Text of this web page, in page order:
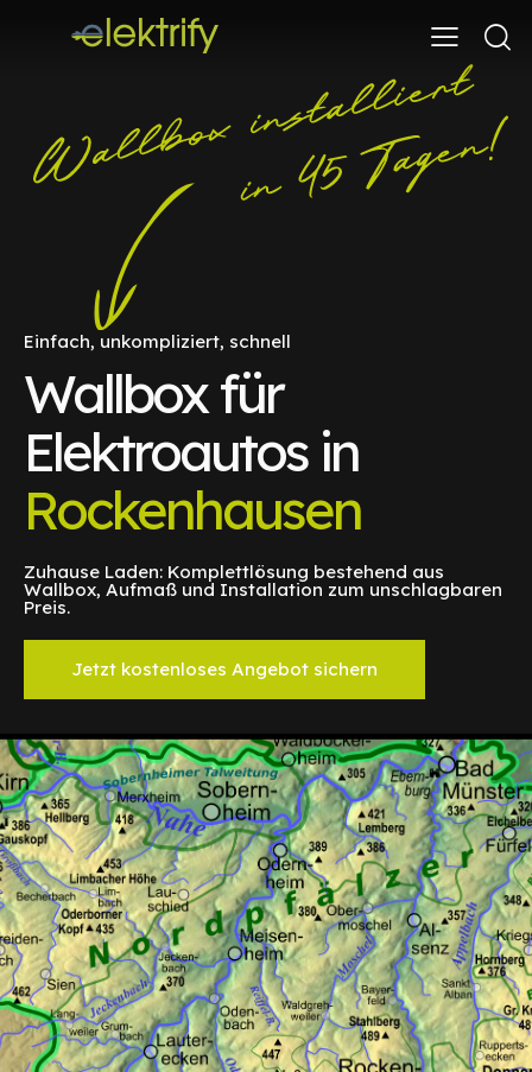
Einfach, unkompliziert, schnell
Wallbox für
Elektroautos in
Rockenhausen
Zuhause Laden: Komplettlösung bestehend aus
Wallbox, Aufmaß und Installation zum unschlagbaren
Preis.
Jetzt kostenloses Angebot sichern